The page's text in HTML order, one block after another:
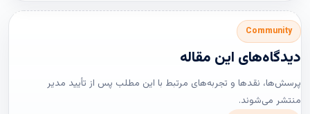
Community
دیدگاه‌های این مقاله
پرسش‌ها، نقدها و تجربه‌های مرتبط با این مطلب پس از تأیید مدیر
منتشر می‌شوند.